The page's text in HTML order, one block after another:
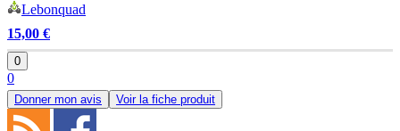
Lebonquad
15,00 €
0
0
Donner mon avis Voir la fiche produit